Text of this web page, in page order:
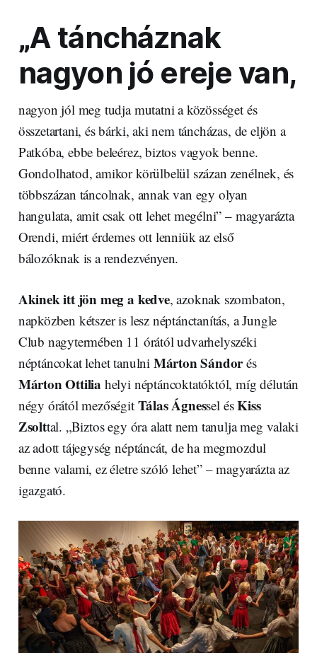
„A táncháznak
nagyon jó ereje van,
nagyon jól meg tudja mutatni a közösséget és
összetartani, és bárki, aki nem táncházas, de eljön a
Patkóba, ebbe beleérez, biztos vagyok benne.
Gondolhatod, amikor körülbelül százan zenélnek, és
többszázan táncolnak, annak van egy olyan
hangulata, amit csak ott lehet megélni” – magyarázta
Orendi, miért érdemes ott lenniük az első
bálozóknak is a rendezvényen.
Akinek itt jön meg a kedve, azoknak szombaton,
napközben kétszer is lesz néptánctanítás, a Jungle
Club nagytermében 11 órától udvarhelyszéki
néptáncokat lehet tanulni Márton Sándorés
Márton Ottilia helyi néptáncoktatóktól, míg délután
négy órától mezőségit Tálas Ágnessel ésKiss
Zsolttal. „Biztos egy óra alatt nem tanulja meg valaki
az adott tájegység néptáncát, de ha megmozdul
benne valami, ez életre szóló lehet” – magyarázta az
igazgató.